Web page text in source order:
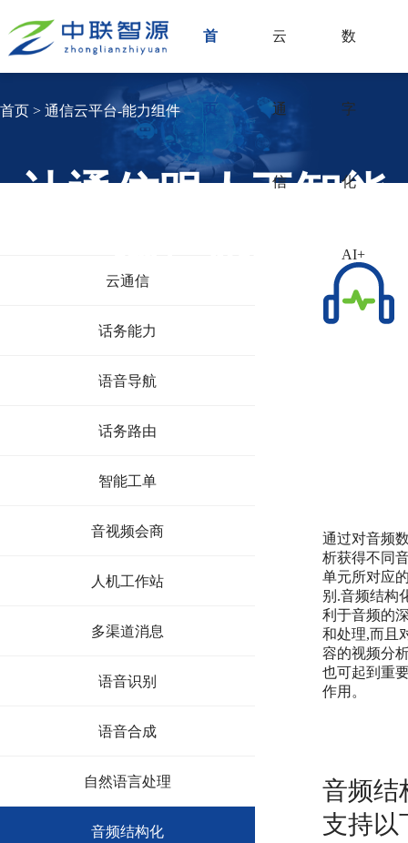
首
页
云
通
信
数
字
化
AI+
首页 > 通信云平台-能力组件
让通信跟人工智能
云通信
话务能力
语音导航
话务路由
智能工单
音视频会商
人机工作站
多渠道消息
语音识别
语音合成
自然语言处理
音频结构化
通过对音频
析获得不同
单元所对应
别.音频结构
利于音频的
和处理,而且
容的视频分
也可起到重
作用。
音频结
支持以